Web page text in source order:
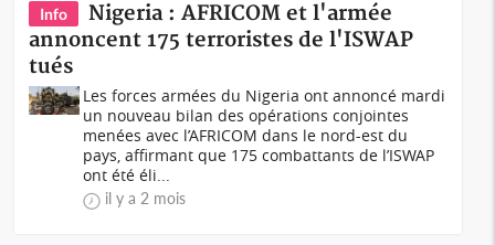
Info
Nigeria : AFRICOM et l'armée
annoncent 175 terroristes de l'ISWAP
tués
Les forces armées du Nigeria ont annoncé mardi
un nouveau bilan des opérations conjointes
menées avec l’AFRICOM dans le nord-est du
pays, affirmant que 175 combattants de l’ISWAP
ont été éli...
il y a 2 mois